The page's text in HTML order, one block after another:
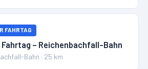
FAHRTAG
Fahrtag – Reichenbachfall-Bahn
Bahn · 25 km